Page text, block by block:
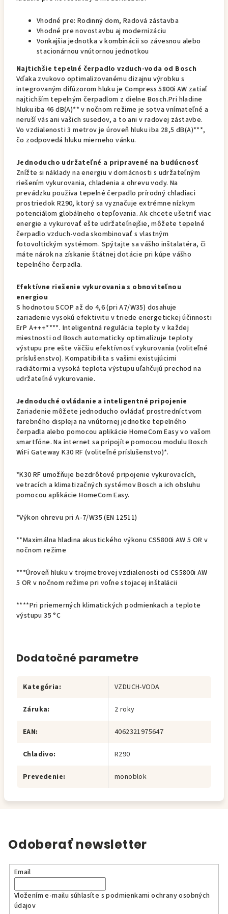
Vhodné pre: Rodinný dom, Radová zástavba
Vhodné pre novostavbu aj modernizáciu
Vonkajšia jednotka v kombinácii so závesnou alebo
stacionárnou vnútornou jednotkou
Najtichšie tepelné čerpadlo vzduch-voda od Bosch
Vďaka zvukovo optimalizovanému dizajnu výrobku s
integrovaným difúzorom hluku je Compress 5800i AW zatiaľ
najtichším tepelným čerpadlom z dielne Bosch.Pri hladine
hluku iba 46 dB(A)** v nočnom režime je sotva vnímateľné a
neruší vás ani vašich susedov, a to ani v radovej zástavbe.
Vo vzdialenosti 3 metrov je úroveň hluku iba 28,5 dB(A)***,
čo zodpovedá hluku mierneho vánku.
Jednoducho udržateľné a pripravené na budúcnosť
Znížte si náklady na energiu v domácnosti s udržateľným
riešením vykurovania, chladenia a ohrevu vody. Na
prevádzku používa tepelné čerpadlo prírodný chladiaci
prostriedok R290, ktorý sa vyznačuje extrémne nízkym
potenciálom globálneho otepľovania. Ak chcete ušetriť viac
energie a vykurovať ešte udržateľnejšie, môžete tepelné
čerpadlo vzduch-voda skombinovať s vlastným
fotovoltickým systémom. Spýtajte sa vášho inštalatéra, či
máte nárok na získanie štátnej dotácie pri kúpe vášho
tepelného čerpadla.
Efektívne riešenie vykurovania s obnoviteľnou
energiou
S hodnotou SCOP až do 4,6 (pri A7/W35) dosahuje
zariadenie vysokú efektivitu v triede energetickej účinnosti
ErP A+++****. Inteligentná regulácia teploty v každej
miestnosti od Bosch automaticky optimalizuje teploty
výstupu pre ešte väčšiu efektívnosť vykurovania (voliteľné
príslušenstvo). Kompatibilita s vašimi existujúcimi
radiátormi a vysoká teplota výstupu uľahčujú prechod na
udržateľné vykurovanie.
Jednoduché ovládanie a inteligentné pripojenie
Zariadenie môžete jednoducho ovládať prostredníctvom
farebného displeja na vnútornej jednotke tepelného
čerpadla alebo pomocou aplikácie HomeCom Easy vo vašom
smartfóne. Na internet sa pripojíte pomocou modulu Bosch
WiFi Gateway K30 RF (voliteľné príslušenstvo)*.
*K30 RF umožňuje bezdrôtové pripojenie vykurovacích,
vetracích a klimatizačných systémov Bosch a ich obsluhu
pomocou aplikácie HomeCom Easy.
*Výkon ohrevu pri A-7/W35 (EN 12511)
**Maximálna hladina akustického výkonu CS5800i AW 5 OR v
nočnom režime
***Úroveň hluku v trojmetrovej vzdialenosti od CS5800i AW
5 OR v nočnom režime pri voľne stojacej inštalácii
****Pri priemerných klimatických podmienkach a teplote
výstupu 35 °C
Dodatočné parametre
Kategória: VZDUCH-VODA
Záruka: 2 roky
EAN: 4062321975647
Chladivo: R290
Prevedenie: monoblok
Odoberať newsletter
Email
Vložením e-mailu súhlasíte spodmienkami ochrany osobných
údajov